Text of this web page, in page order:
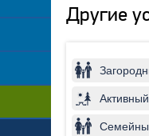
Другие